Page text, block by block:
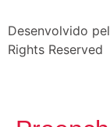
Desenvolvido
Rights Reserved